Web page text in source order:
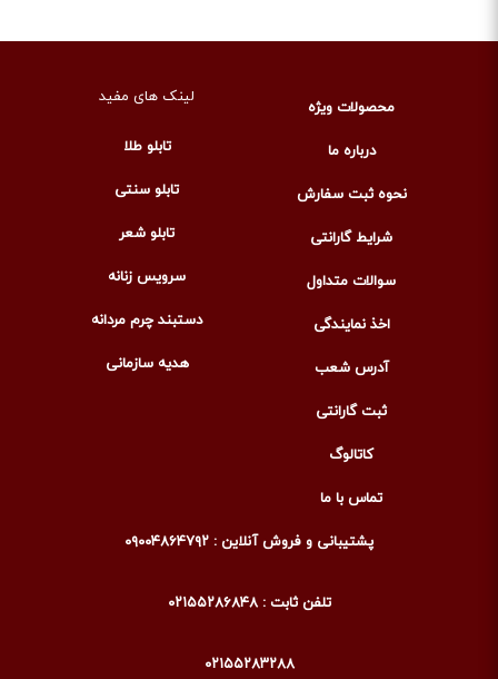
محصولات ویژه
درباره ما
نحوه ثبت سفارش
شرایط گارانتی
سوالات متداول
اخذ نمایندگی
آدرس شعب
ثبت گارانتی
کاتالوگ
تماس با ما
لینک های مفید
تابلو طلا
تابلو سنتی
تابلو شعر
سرویس زنانه
دستبند چرم مردانه
هدیه سازمانی
پشتیبانی و فروش آنلاین : ۰۹۰۰۴۸۶۴۷۹۲
تلفن ثابت : ۰۲۱۵۵۲۸۶۸۴۸
۰۲۱۵۵۲۸۳۲۸۸